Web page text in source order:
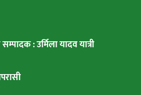
: उर्मिला यादव यात्री